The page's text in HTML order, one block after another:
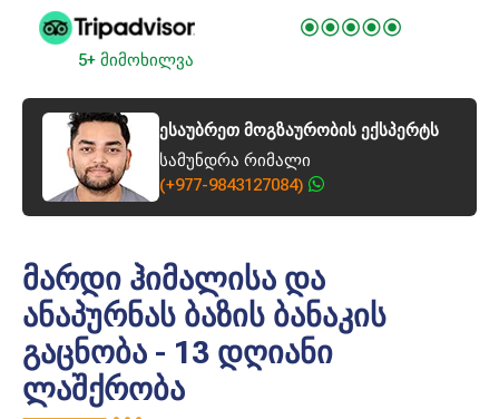
5+ მიმოხილვა
ესაუბრეთ მოგზაურობის ექსპერტს
სამუნდრა რიმალი
(+977-9843127084)
მარდი ჰიმალისა და
ანაპურნას ბაზის ბანაკის
გაცნობა - 13 დღიანი
ლაშქრობა